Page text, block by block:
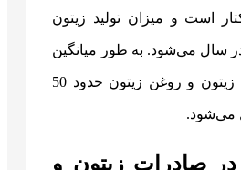
هکتار است و میزان تولید زیتون
تن در سال می‌شود. به طور میانگین
نیز ارزش صادرات زیتون و روغن زیتون حدود 50
می‌شود.
در صادرات زیتون و